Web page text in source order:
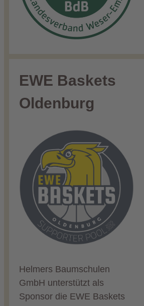
EWE Baskets
Oldenburg
Helmers Baumschulen
GmbH unterstützt als
Sponsor die EWE Baskets